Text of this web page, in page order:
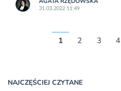
31.03.2022 11:49
1 2 3 4
NAJCZĘŚCIEJ CZYTANE